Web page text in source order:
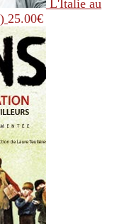
L'Italie au
25.00€